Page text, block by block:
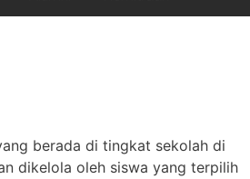
berada di tingkat sekolah di
dikelola oleh siswa yang terpilih